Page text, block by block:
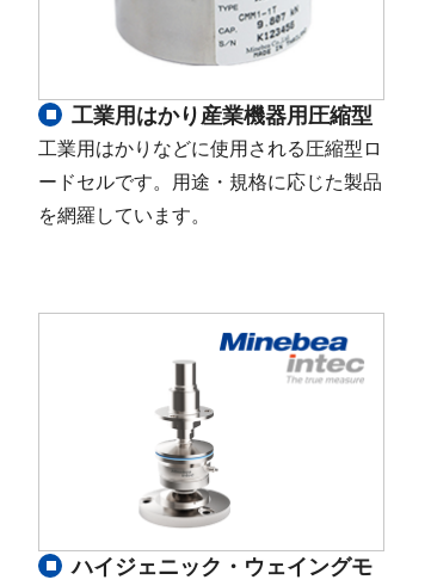
工業用はかり産業機器用圧縮型
工業用はかりなどに使用される圧縮型ロ
ードセルです。用途・規格に応じた製品
を網羅しています。
ハイジェニック・ウェイングモ